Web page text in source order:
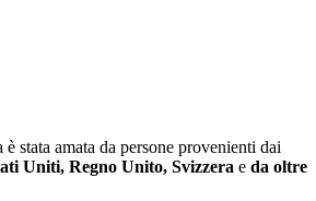
è stata amata da persone provenienti dai
Uniti, Regno Unito, Svizzera e da oltre